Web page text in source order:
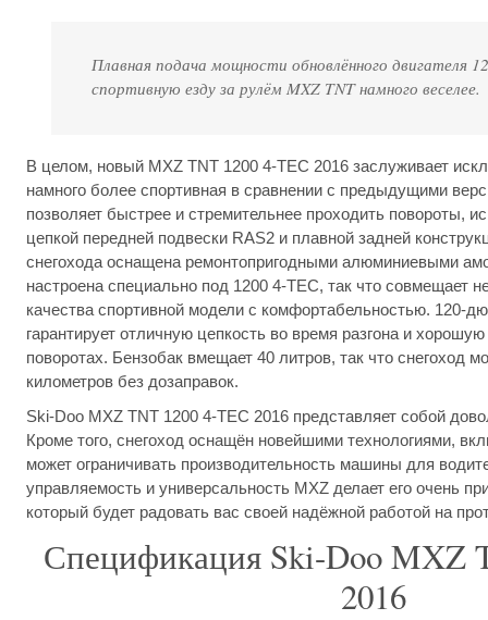
Плавная подача мощности обновлённого двигателя
спортивную езду за рулём MXZ TNT намного веселее.
В целом, новый MXZ TNT 1200 4-TEC 2016 заслуживает
намного более спортивная в сравнении с предыдущими
позволяет быстрее и стремительнее проходить повороты,
цепкой передней подвески RAS2 и плавной задней
снегохода оснащена ремонтопригодными алюминиевыми
настроена специально под 1200 4-TEC, так что совмещает
качества спортивной модели с комфортабельностью. 120-
гарантирует отличную цепкость во время разгона и
поворотах. Бензобак вмещает 40 литров, так что снегоход
километров без дозаправок.
Ski-Doo MXZ TNT 1200 4-TEC 2016 представляет собой
Кроме того, снегоход оснащён новейшими технологиями,
может ограничивать производительность машины для
управляемость и универсальность MXZ делает его очень
который будет радовать вас своей надёжной работой на
Спецификация Ski-Doo MXZ
2016